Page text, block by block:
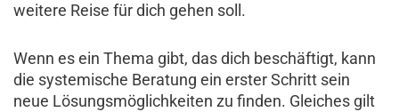
weitere Reise für dich gehen soll.
Wenn es ein Thema gibt, das dich beschäftigt, kann
die systemische Beratung ein erster Schritt sein
neue Lösungsmöglichkeiten zu finden. Gleiches gilt